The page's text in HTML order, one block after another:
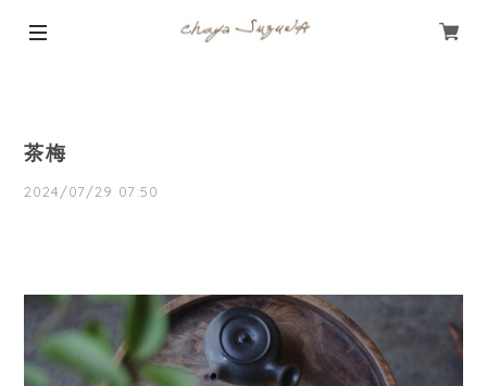
茶梅
2024/07/29 07:50